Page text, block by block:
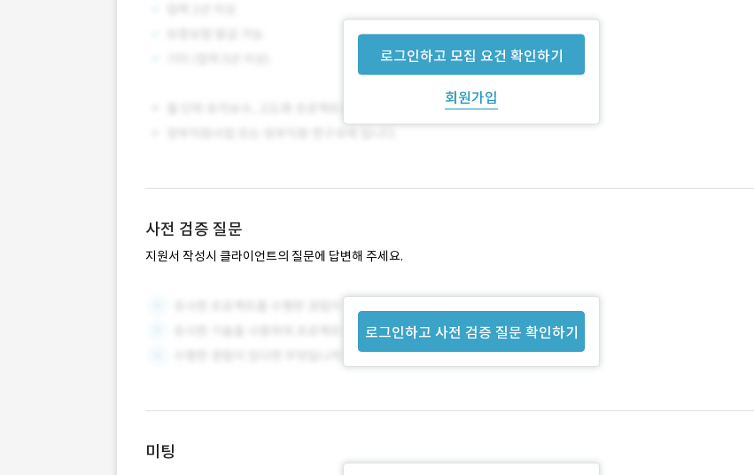
로그인하고 모집 요건 확인하기
회원가입
사전 검증 질문
지원서 작성시 클라이언트의 질문에 답변해 주세요.
로그인하고 사전 검증 질문 확인하기
미팅